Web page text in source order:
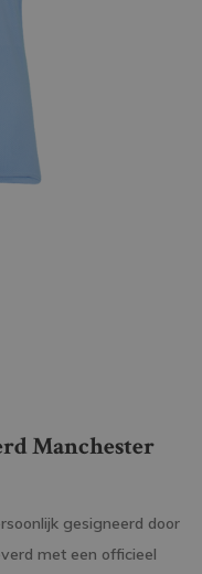
Manchester
gesigneerd door
met een officieel